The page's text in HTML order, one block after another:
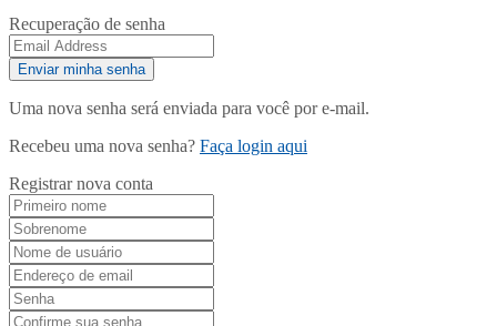
Recuperação de senha
Uma nova senha será enviada para você por e-mail.
Recebeu uma nova senha? Faça login aqui
Registrar nova conta